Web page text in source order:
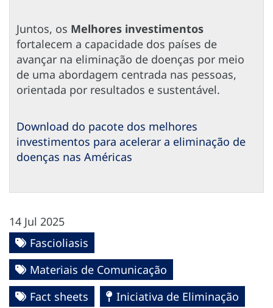
Juntos, os Melhores investimentos
fortalecem a capacidade dos países de
avançar na eliminação de doenças por meio
de uma abordagem centrada nas pessoas,
orientada por resultados e sustentável.
Download do pacote dos melhores
investimentos para acelerar a eliminação de
doenças nas Américas
14 Jul 2025
Fascioliasis
Materiais de Comunicação
Fact sheets
Iniciativa de Eliminação